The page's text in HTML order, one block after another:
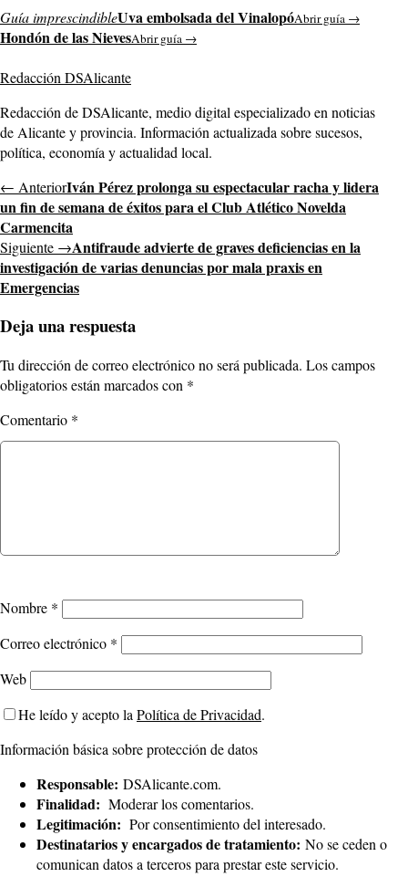
Guía imprescindibleUva embolsada del VinalopóAbrir guía →
Hondón de las NievesAbrir guía →
Redacción DSAlicante
Redacción de DSAlicante, medio digital especializado en noticias
de Alicante y provincia. Información actualizada sobre sucesos,
política, economía y actualidad local.
← AnteriorIván Pérez prolonga su espectacular racha y lidera
un fin de semana de éxitos para el Club Atlético Novelda
Carmencita
Siguiente →Antifraude advierte de graves deficiencias en la
investigación de varias denuncias por mala praxis en
Emergencias
Deja una respuesta
Tu dirección de correo electrónico no será publicada. Los campos
obligatorios están marcados con *
Comentario *
Nombre *
Correo electrónico *
Web
He leído y acepto la Política de Privacidad.
Información básica sobre protección de datos
Responsable: DSAlicante.com.
Finalidad: Moderar los comentarios.
Legitimación: Por consentimiento del interesado.
Destinatarios y encargados de tratamiento: No se ceden o
comunican datos a terceros para prestar este servicio.